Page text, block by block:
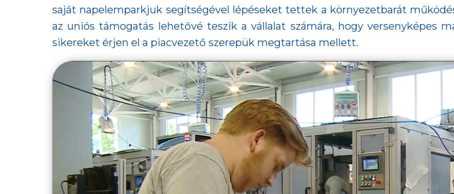
saját napelemparkjuk segítségével lépéseket tettek a környezetbarát
az uniós támogatás lehetővé teszik a vállalat számára, hogy versenyképes
sikereket érjen el a piacvezető szerepük megtartása mellett.